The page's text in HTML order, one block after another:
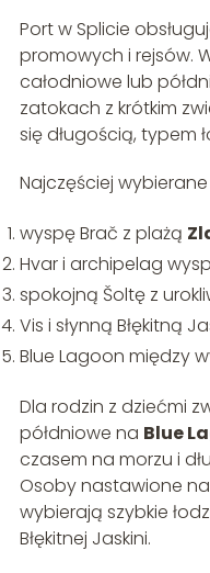
Port w Splicie
promowych i rejsów.
całodniowe lub
zatokach z krótkim
się długością, typem
Najczęściej
wyspę Brač z plażą
Hvar i archipelag
spokojną Šoltę z
Vis i słynną Błękitną
Blue Lagoon między
Dla rodzin z dziećmi
półdniowe na Blue
czasem na morzu i
Osoby nastawione
wybierają szybkie
Błękitnej Jaskini.